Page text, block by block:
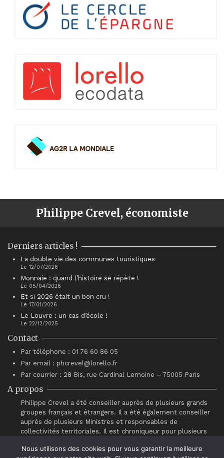
Philippe Crevel, économiste
Derniers articles !
La double vie des communes touristiques
Le 12/07/2026
Monnaie : quand l’histoire se répète !
Le 05/04/2026
Et si 2026 était un bon cru !
Le 17/01/2026
Le Louvre : un cas d’école !
Le 22/12/2025
Contact
Par téléphone : 01 76 60 86 05
Par email : phcrevel@lorello.fr
Par courrier : 28 Bis, rue Cardinal Lemoine – 75005 Paris
A propos
Philippe Crevel a été conseiller auprès de plusieurs grands
groupes français et étrangers. Il a été également conseiller
auprès de plusieurs Ministres et responsables de
collectivités territoriales. Il est chroniqueur pour plusieurs
intervenant auprès du réseau de chefs d’entreprises
Nous utilisons des cookies pour vous garantir la meilleure